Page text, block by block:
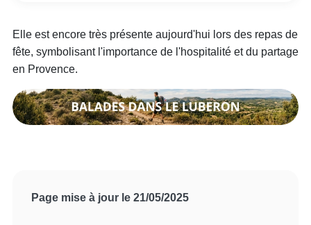
Elle est encore très présente aujourd'hui lors des repas de
fête, symbolisant l'importance de l'hospitalité et du partage
en Provence.
Page mise à jour le 21/05/2025